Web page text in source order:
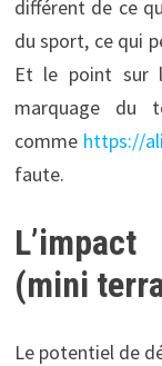
différent de ce
du sport, ce qui
Et le point sur
marquage du
comme https://
faute.
(mini
Le potentiel de